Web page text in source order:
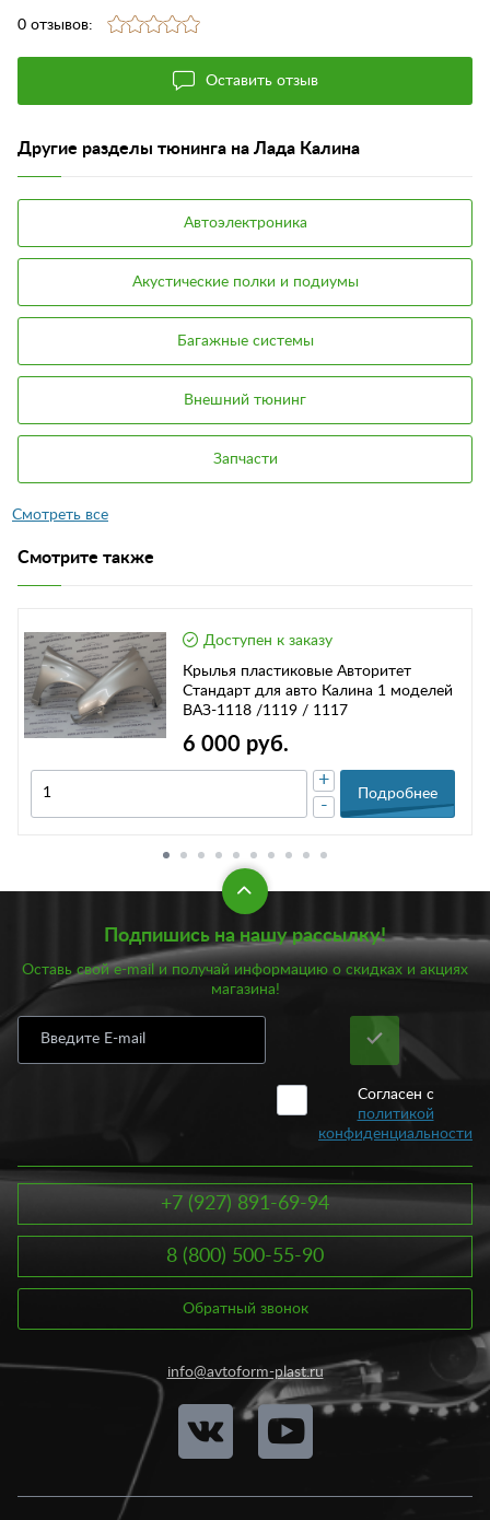
0 отзывов:
Оставить отзыв
Другие разделы тюнинга на Лада Калина
Автоэлектроника
Акустические полки и подиумы
Багажные системы
Внешний тюнинг
Запчасти
Смотрите также
Доступен к заказу
Крылья пластиковые Авторитет
Стандарт для авто Калина 1 моделей
ВАЗ-1118 /1119 / 1117
6 000 руб.
-
+
Подробнее
Подпишись на нашу рассылку!
Оставь свой e-mail и получай информацию о скидках и акциях
магазина!
Согласен с
политикой
конфиденциальности
+7 (927) 891-69-94
8 (800) 500-55-90
Обратный звонок
info@avtoform-plast.ru